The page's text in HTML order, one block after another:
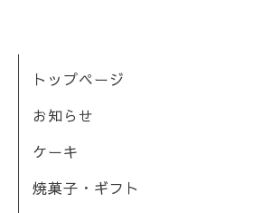
トップページ
お知らせ
ケーキ
焼菓子・ギフト